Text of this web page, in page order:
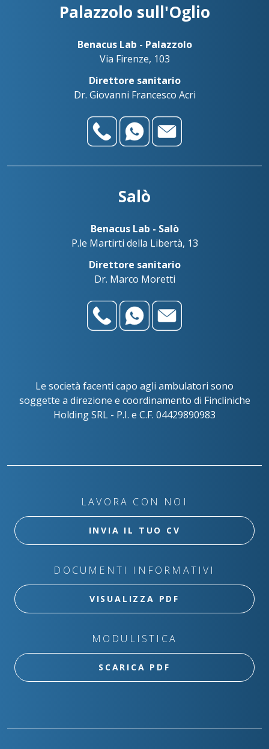
Palazzolo sull'Oglio
Benacus Lab - Palazzolo
Via Firenze, 103
Direttore sanitario
Dr. Giovanni Francesco Acri
Salò
Benacus Lab - Salò
P.le Martirti della Libertà, 13
Direttore sanitario
Dr. Marco Moretti
Le società facenti capo agli ambulatori sono
soggette a direzione e coordinamento di Fincliniche
Holding SRL - P.I. e C.F. 04429890983
LAVORA CON NOI
INVIA IL TUO CV
DOCUMENTI INFORMATIVI
VISUALIZZA PDF
MODULISTICA
SCARICA PDF